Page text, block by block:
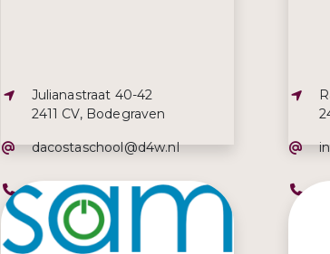
Adres:
Julianastraat 40-42
2411 CV, Bodegraven
E-mailadres:
dacostaschool@d4w.nl
Telefoonnummer:
0172-614567